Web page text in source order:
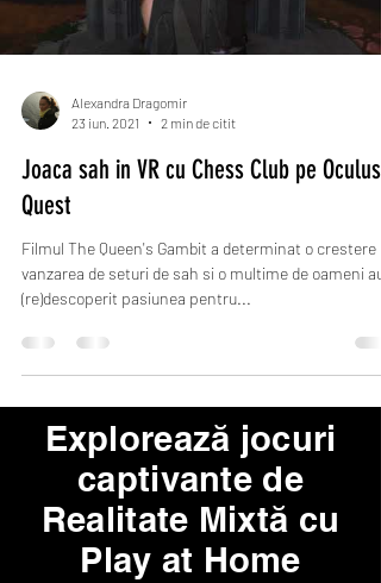
Alexandra Dragomir
23 iun. 2021
2 min de citit
Joaca sah in VR cu Chess Club pe Oculus
Quest
Filmul The Queen's Gambit a determinat o crestere
vanzarea de seturi de sah si o multime de oameni au
(re)descoperit pasiunea pentru...
Explorează jocuri
captivante de
Realitate Mixtă cu
Play at Home